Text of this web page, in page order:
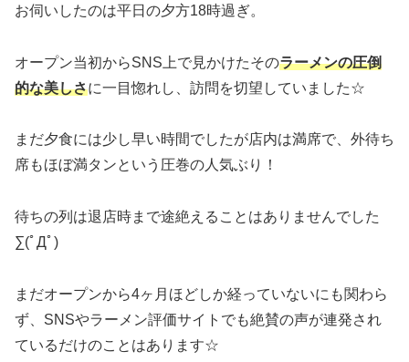
お伺いしたのは平日の夕方18時過ぎ。
オープン当初からSNS上で見かけたそのラーメンの圧倒
的な美しさに一目惚れし、訪問を切望していました☆
まだ夕食には少し早い時間でしたが店内は満席で、外待ち
席もほぼ満タンという圧巻の人気ぶり！
待ちの列は退店時まで途絶えることはありませんでした
∑(ﾟДﾟ)
まだオープンから4ヶ月ほどしか経っていないにも関わら
ず、SNSやラーメン評価サイトでも絶賛の声が連発され
ているだけのことはあります☆